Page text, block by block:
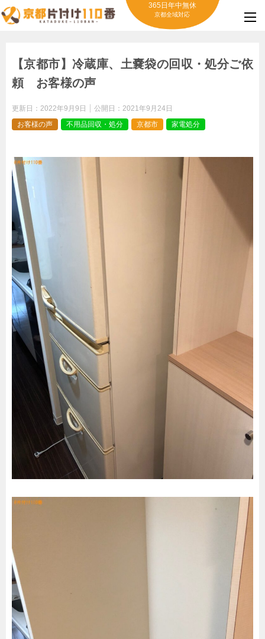
365日年中無休
京都全域対応
【京都市】冷蔵庫、土嚢袋の回収・処分ご依
頼 お客様の声
更新日： 2022年9月9日 公開日： 2021年9月24日
お客様の声
不用品回収・処分 京都市 家電処分